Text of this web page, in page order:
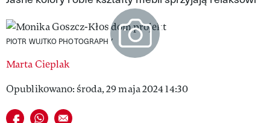
VIVA!MAN
VIVA!PEOPLE POWER
VIVA!ITAKA
MAGAZYN VIVA!
PIOTR WUJTKO PHOTOGRAPHY
Marta Cieplak
Opublikowano: środa, 29 maja 2024 14:30
Udostępnij na facebook
Udostępnij na whatsapp
E-mail do przyjaciela